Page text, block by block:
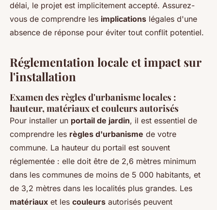
délai, le projet est implicitement accepté. Assurez-
vous de comprendre les implications légales d'une
absence de réponse pour éviter tout conflit potentiel.
Réglementation locale et impact sur
l'installation
Examen des règles d'urbanisme locales :
hauteur, matériaux et couleurs autorisés
Pour installer un portail de jardin, il est essentiel de
comprendre les règles d'urbanisme de votre
commune. La hauteur du portail est souvent
réglementée : elle doit être de 2,6 mètres minimum
dans les communes de moins de 5 000 habitants, et
de 3,2 mètres dans les localités plus grandes. Les
matériaux et les couleurs autorisés peuvent